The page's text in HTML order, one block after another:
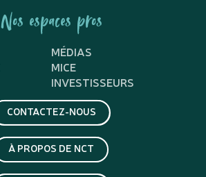
Nos espaces pros
MÉDIAS
MICE
INVESTISSEURS
CONTACTEZ-NOUS
À PROPOS DE NCT